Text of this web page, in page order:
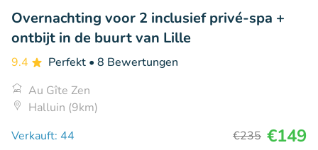
Overnachting voor 2 inclusief privé-spa +
ontbijt in de buurt van Lille
9.4 Perfekt • 8 Bewertungen
Au Gîte Zen
Halluin (9km)
Verkauft: 44
€235 €149